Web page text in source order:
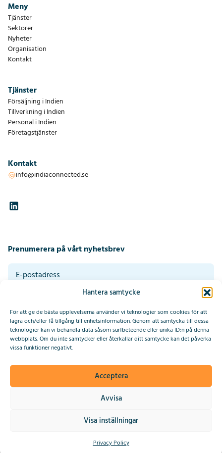
Hantera samtycke
För att ge de bästa upplevelserna använder vi teknologier som cookies för att
lagra och/eller få tillgång till enhetsinformation. Genom att samtycka till dessa
teknologier kan vi behandla data såsom surfbeteende eller unika ID:n på denna
webbplats. Om du inte samtycker eller återkallar ditt samtycke kan det påverka
vissa funktioner negativt.
Acceptera
Avvisa
Visa inställningar
Privacy Policy
Meny
Tjänster
Sektorer
Nyheter
Organisation
Kontakt
Tjänster
Försäljning i Indien
Tillverkning i Indien
Personal i Indien
Företagstjänster
Kontakt
info@indiaconnected.se
Prenumerera på vårt nyhetsbrev
integritetspolicy längst ner på denna sida.*
Prenumerera
This site is protected by reCAPTCHA and the GooglePrivacy Policy
andTerms of Serviceapply.